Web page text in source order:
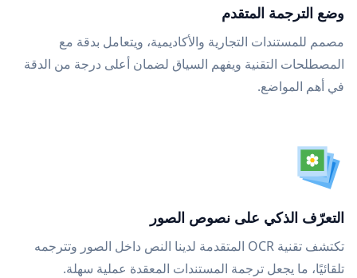
وضع الترجمة المتقدم
مصمم للمستندات التجارية والأكاديمية، ويتعامل بدقة مع
المصطلحات التقنية ويفهم السياق لضمان أعلى درجة من الدقة
في أهم المواضع.
التعرّف الذكي على نصوص الصور
تكتشف تقنية OCR المتقدمة لدينا النص داخل الصور وتترجمه
تلقائيًا، ما يجعل ترجمة المستندات المعقدة عملية سهلة.